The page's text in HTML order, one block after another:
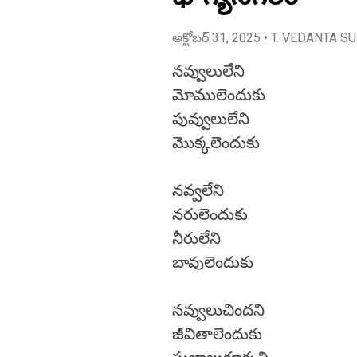
అక్టోబర్ 31, 2025 • T. VEDANTA
నవ్వులులేని
మోములెందుకు
పువ్వులులేని
మొక్కలెందుకు
నవ్వలేని
నరులెందుకు
నీరులేని
బావులెందుకు
నవ్వులుచిందని
జీవితాలెందుకు